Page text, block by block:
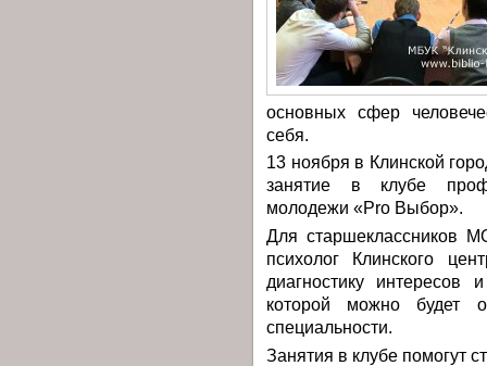
основных сфер
себя.
13 ноября в Клинской
занятие в клубе
молодежи «Pro Выбор».
Для старшеклассников
психолог Клинского
диагностику интересов
которой можно будет
специальности.
Занятия в клубе помогут